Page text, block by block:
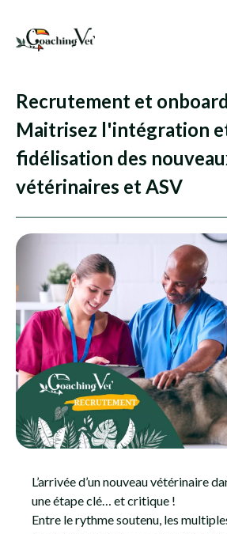
Recrutement et
Maitrisez l'intégration
fidélisation des
vétérinaires et ASV
L’arrivée d’un nouveau vétérinaire
une étape clé… et critique !
Entre le rythme soutenu, les